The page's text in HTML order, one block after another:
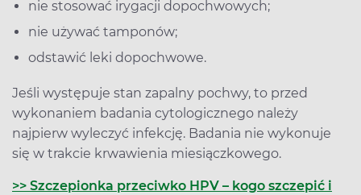
nie stosować irygacji dopochwowych;
nie używać tamponów;
odstawić leki dopochwowe.
Jeśli występuje stan zapalny pochwy, to przed
wykonaniem badania cytologicznego należy
najpierw wyleczyć infekcję. Badania nie wykonuje
się w trakcie krwawienia miesiączkowego.
>> Szczepionka przeciwko HPV – kogo szczepić i